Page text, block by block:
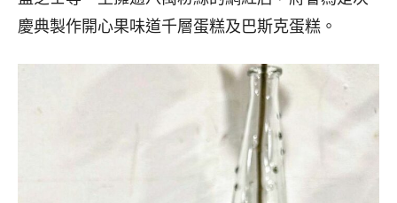
慶典製作開心果味道千層蛋糕及巴斯克蛋糕。